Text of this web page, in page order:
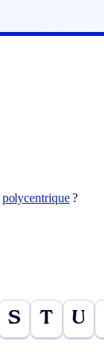
polycentrique?
S T U